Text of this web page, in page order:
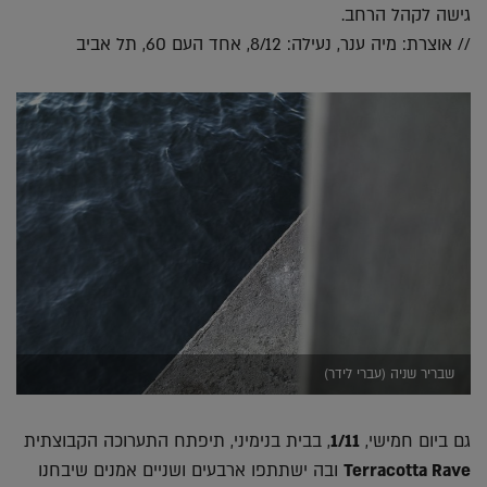
גישה לקהל הרחב.
// אוצרת: מיה ענר, נעילה: 8/12, אחד העם 60, תל אביב
שבריר שניה (עברי לידר)
גם ביום חמישי, 1/11, בבית בנימיני, תיפתח התערוכה הקבוצתית
Terracotta Rave ובה ישתתפו ארבעים ושניים אמנים שיבחנו